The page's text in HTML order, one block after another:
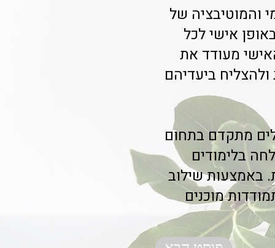
והמוטיבציה של
אישי לכל
מעודד את
ביעדיהם
מתקדם בתחום
בלימודים
באמצעות שילוב
מוכנים